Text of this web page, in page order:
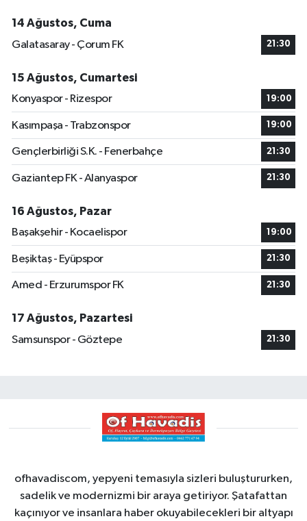
14 Ağustos, Cuma
Galatasaray - Çorum FK
21:30
15 Ağustos, Cumartesi
Konyaspor - Rizespor
19:00
Kasımpaşa - Trabzonspor 19:00
Gençlerbirliği S.K. - Fenerbahçe 21:30
Gaziantep FK - Alanyaspor 21:30
16 Ağustos, Pazar
Başakşehir - Kocaelispor
19:00
Beşiktaş - Eyüpspor 21:30
Amed - Erzurumspor FK 21:30
17 Ağustos, Pazartesi
Samsunspor - Göztepe
21:30
ofhavadiscom, yepyeni temasıyla sizleri buluştururken,
sadelik ve modernizmi bir araya getiriyor. Şatafattan
kaçınıyor ve insanlara haber okuyabilecekleri bir altyapı